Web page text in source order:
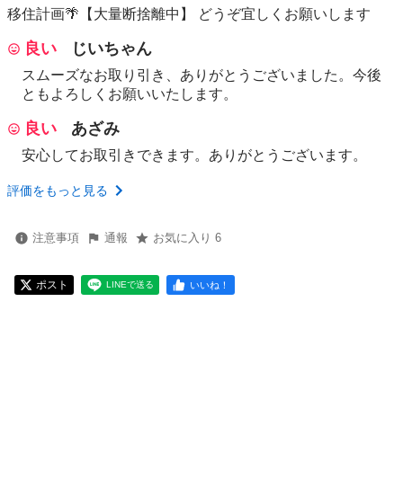
移住計画🌴【大量断捨離中】 どうぞ宜しくお願いします
良い じいちゃん
スムーズなお取り引き、ありがとうございました。今後
ともよろしくお願いいたします。
良い あざみ
安心してお取引きできます。ありがとうございます。
評価をもっと見る
注意事項 通報 お気に入り 6
ポスト LINEで送る いいね！